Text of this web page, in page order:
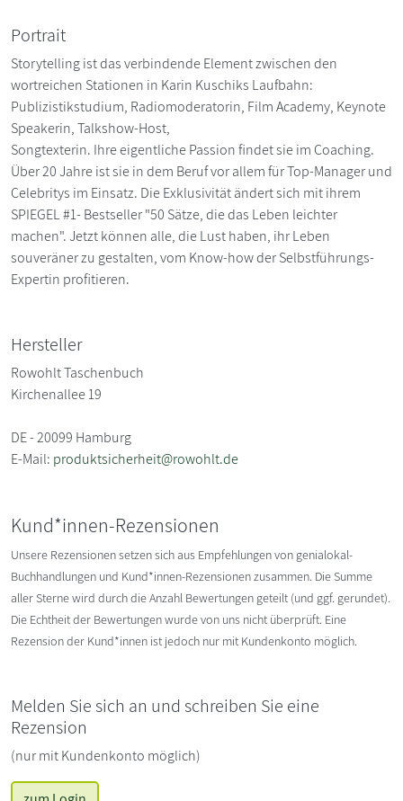
Portrait
Storytelling ist das verbindende Element zwischen den
wortreichen Stationen in Karin Kuschiks Laufbahn:
Publizistikstudium, Radiomoderatorin, Film Academy, Keynote
Speakerin, Talkshow-Host,
Songtexterin. Ihre eigentliche Passion findet sie im Coaching.
Über 20 Jahre ist sie in dem Beruf vor allem für Top-Manager und
Celebritys im Einsatz. Die Exklusivität ändert sich mit ihrem
SPIEGEL #1- Bestseller "50 Sätze, die das Leben leichter
machen". Jetzt können alle, die Lust haben, ihr Leben
souveräner zu gestalten, vom Know-how der Selbstführungs-
Expertin profitieren.
Hersteller
Rowohlt Taschenbuch
Kirchenallee 19
DE - 20099 Hamburg
E-Mail: produktsicherheit@rowohlt.de
Kund*innen-Rezensionen
Unsere Rezensionen setzen sich aus Empfehlungen von genialokal-
Buchhandlungen und Kund*innen-Rezensionen zusammen. Die Summe
aller Sterne wird durch die Anzahl Bewertungen geteilt (und ggf. gerundet).
Die Echtheit der Bewertungen wurde von uns nicht überprüft. Eine
Rezension der Kund*innen ist jedoch nur mit Kundenkonto möglich.
Melden Sie sich an und schreiben Sie eine
Rezension
(nur mit Kundenkonto möglich)